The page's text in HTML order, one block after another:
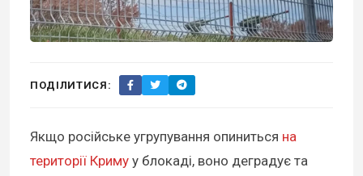
ПОДІЛИТИСЯ:
Якщо російське угрупування опиниться на
території Криму у блокаді, воно деградує та